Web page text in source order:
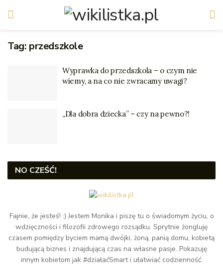
Tag: przedszkole
Wyprawka do przedszkola – o czym nie
wiemy, a na co nie zwracamy uwagi?
„Dla dobra dziecka” – czy na pewno?!
NO CZEŚĆ!
Fajnie, że jesteś! :) Jestem Monika i piszę tu o świadomym życiu, o
wdzięczności i filozofii zdrowego rozsądku. Sprytnie żongluję
czasem pomiędzy byciem mamą dwójki, żoną, panią domu, kobietą
budującą biznes i znajdującą czas na własne pasje. Pokazuję
innym kobietom jak #działaćSmart i ułatwiać codzienność.